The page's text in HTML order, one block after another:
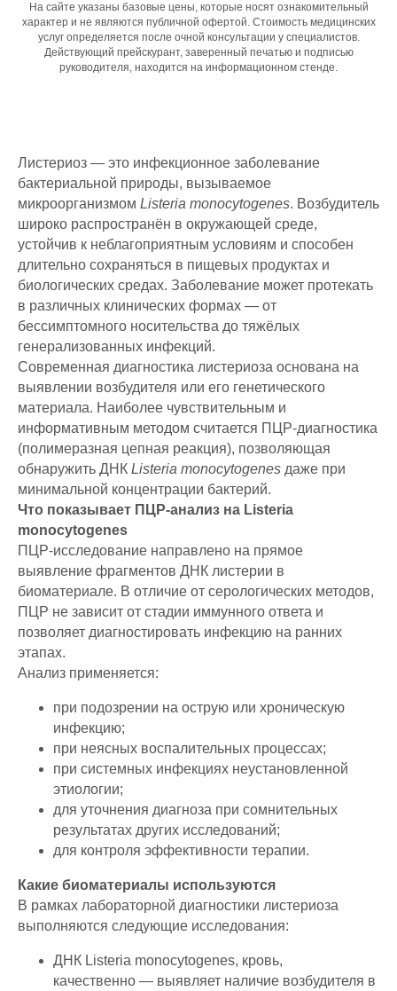
На сайте указаны базовые цены, которые носят ознакомительный
характер и не являются публичной офертой. Стоимость медицинских
услуг определяется после очной консультации у специалистов.
Действующий прейскурант, заверенный печатью и подписью
руководителя, находится на информационном стенде.
Листериоз — это инфекционное заболевание
бактериальной природы, вызываемое
микроорганизмом Listeria monocytogenes. Возбудитель
широко распространён в окружающей среде,
устойчив к неблагоприятным условиям и способен
длительно сохраняться в пищевых продуктах и
биологических средах. Заболевание может протекать
в различных клинических формах — от
бессимптомного носительства до тяжёлых
генерализованных инфекций.
Современная диагностика листериоза основана на
выявлении возбудителя или его генетического
материала. Наиболее чувствительным и
информативным методом считается ПЦР-диагностика
(полимеразная цепная реакция), позволяющая
обнаружить ДНК Listeria monocytogenes даже при
минимальной концентрации бактерий.
Что показывает ПЦР-анализ на Listeria
monocytogenes
ПЦР-исследование направлено на прямое
выявление фрагментов ДНК листерии в
биоматериале. В отличие от серологических методов,
ПЦР не зависит от стадии иммунного ответа и
позволяет диагностировать инфекцию на ранних
этапах.
Анализ применяется:
при подозрении на острую или хроническую
инфекцию;
при неясных воспалительных процессах;
при системных инфекциях неустановленной
этиологии;
для уточнения диагноза при сомнительных
результатах других исследований;
для контроля эффективности терапии.
Какие биоматериалы используются
В рамках лабораторной диагностики листериоза
выполняются следующие исследования:
ДНК Listeria monocytogenes, кровь,
качественно — выявляет наличие возбудителя в